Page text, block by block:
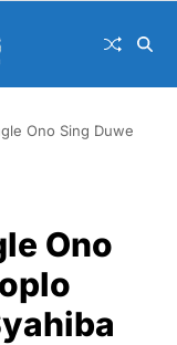
Ono Sing Duwe
Ono